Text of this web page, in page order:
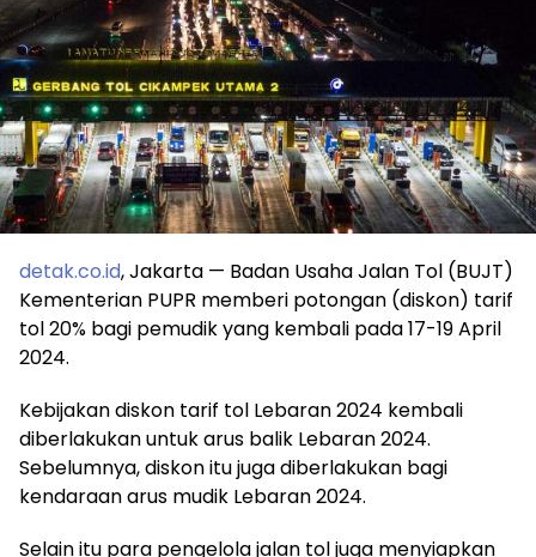
detak.co.id, Jakarta — Badan Usaha Jalan Tol (BUJT)
Kementerian PUPR memberi potongan (diskon) tarif
tol 20% bagi pemudik yang kembali pada 17-19 April
2024.
Kebijakan diskon tarif tol Lebaran 2024 kembali
diberlakukan untuk arus balik Lebaran 2024.
Sebelumnya, diskon itu juga diberlakukan bagi
kendaraan arus mudik Lebaran 2024.
Selain itu para pengelola jalan tol juga menyiapkan